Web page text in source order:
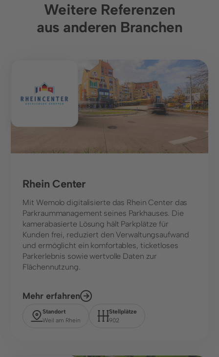
Weitere Referenzen
aus anderen Branchen
Rhein Center
Mit Wemolo digitalisierte das Rhein Center das
Parkraummanagement seines Parkhauses. Die
kamerabasierte Lösung hält Parkplätze für
Kunden frei, reduziert den Verwaltungsaufwand
und ermöglicht ein komfortables, ticketloses
Parkerlebnis sowie wertvolle Daten zur
Flächennutzung.
Mehr erfahren
Standort
Weil am Rhein
Stellplätze
902